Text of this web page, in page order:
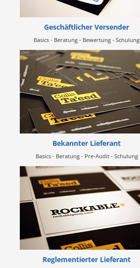
Geschäftlicher Versender
Basics - Beratung - Bewertung - Schulung
Bekannter Lieferant
Basics - Beratung - Pre-Audit - Schulung
Reglementierter Lieferant